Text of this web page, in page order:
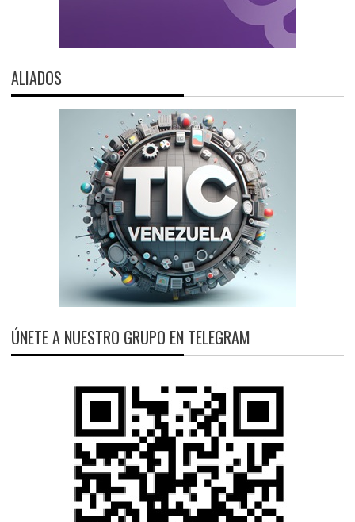
ALIADOS
ÚNETE A NUESTRO GRUPO EN TELEGRAM